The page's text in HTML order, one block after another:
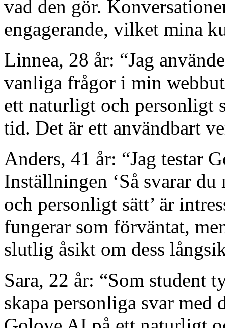
vad den gör.
engagerande, vilket mina
Linnea, 28 år: “Jag
vanliga frågor i min
ett naturligt och personligt
tid. Det är ett användbart
Anders, 41 år: “Jag testar
Inställningen ‘Så svarar
och personligt sätt’ är
fungerar som förväntat,
slutlig åsikt om dess
Sara, 22 år: “Som student
skapa personliga svar med